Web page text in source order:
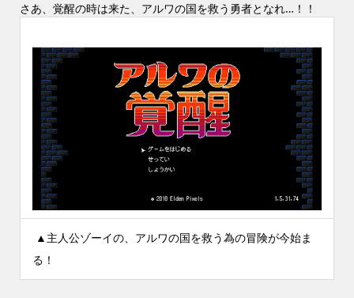
さあ、覚醒の時は来た、アルワの国を救う勇者となれ…！！
▲主人公ゾーイの、アルワの国を救う為の冒険が今始ま
る！